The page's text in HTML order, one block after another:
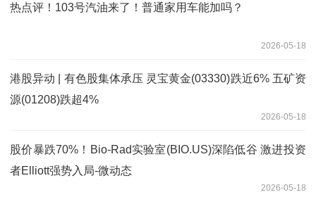
热点评！103号汽油来了！普通家用车能加吗？
2026-05-18
港股异动 | 有色股集体承压 灵宝黄金(03330)跌近6% 五矿资
源(01208)跌超4%
2026-05-18
股价暴跌70%！Bio-Rad实验室(BIO.US)深陷低谷 激进投资
者Elliott强势入局-微动态
2026-05-18